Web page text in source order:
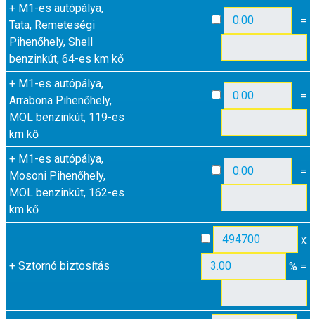
+M1-es autópálya,
Tata, Remeteségi
Pihenőhely, Shell
benzinkút, 64-es km kő
=
+M1-es autópálya,
Arrabona Pihenőhely,
MOL benzinkút, 119-es
km kő
=
+M1-es autópálya,
Mosoni Pihenőhely,
MOL benzinkút, 162-es
km kő
=
+Sztornó biztosítás
x
% =